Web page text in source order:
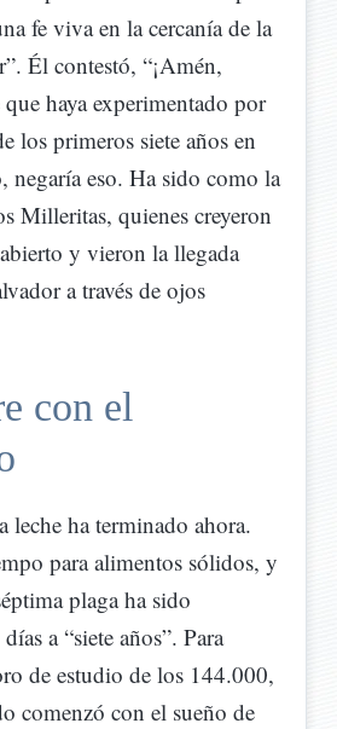
fe viva en la cercanía de la
Él contestó, “¡Amén,
haya experimentado por
los primeros siete años en
negaría eso. Ha sido como la
Milleritas, quienes creyeron
y vieron la llegada
a través de ojos
con el
leche ha terminado ahora.
para alimentos sólidos, y
plaga ha sido
a “siete años”. Para
de estudio de los 144.000,
comenzó con el sueño de